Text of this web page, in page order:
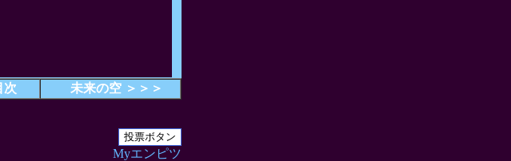
次 未来の空 ＞＞＞
Myエンピツ